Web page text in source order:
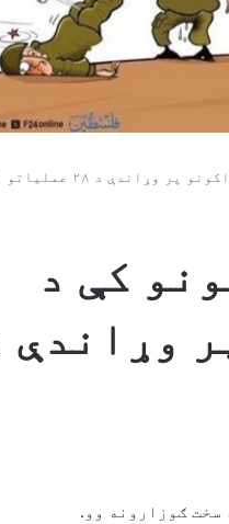
۲۴ ساعتونو کې د
سخت ګوزارونه وو.